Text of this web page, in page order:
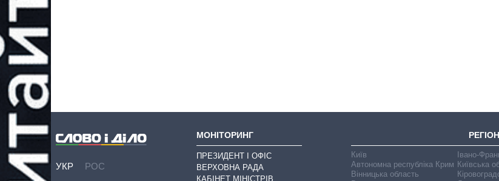
УКР РОС
МОНІТОРИНГ
ПРЕЗИДЕНТ І ОФІС
ВЕРХОВНА РАДА
КАБІНЕТ МІНІСТРІВ
Київ
Автономна республіка Крим
Вінницька область
Івано-
Київська